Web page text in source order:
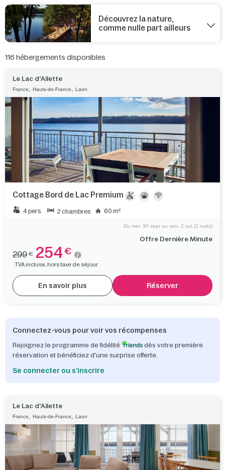
Découvrez la nature,
comme nulle part ailleurs
116 hébergements disponibles
Le Lac d'Ailette
France, Hauts-de-France, Laon
Cottage Bord de Lac Premium
4 pers. 2 chambres 60 m²
Offre Dernière Minute
Du mer. 30 sept au ven. 2 oct (2 nuits)
299 € 254 €
TVA incluse, hors taxe de séjour.
En savoir plus Réserver
Connectez-vous pour voir vos récompenses
Rejoignez le programme de fidélité
dès votre première
réservation et bénéficiez d'une surprise offerte.
Se connecter ou s’inscrire
Le Lac d'Ailette
France, Hauts-de-France, Laon